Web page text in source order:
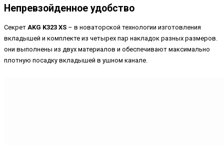
Непревзойденное удобство
Секрет AKG K323 XS – в новаторской технологии изготовления
вкладышей и комплекте из четырех пар накладок разных размеров.
они выполнены из двух материалов и обеспечивают максимально
плотную посадку вкладышей в ушном канале.